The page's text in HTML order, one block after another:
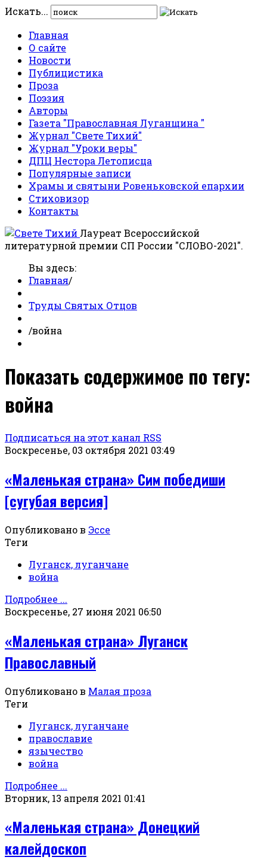
Искать...
Главная
О сайте
Новости
Публицистика
Проза
Поэзия
Авторы
Газета "Православная Луганщина "
Журнал "Свете Тихий"
Журнал "Уроки веры"
ДПЦ Нестора Летописца
Популярные записи
Храмы и святыни Ровеньковской епархии
Стиховизор
Контакты
Лауреат Всероссийской
литературной премии СП России "СЛОВО-2021".
Вы здесь:
Главная/
Труды Святых Отцов
/война
Показать содержимое по тегу:
война
Подписаться на этот канал RSS
Воскресенье, 03 октября 2021 03:49
«Маленькая страна» Сим победиши
[сугубая версия]
Опубликовано в Эссе
Теги
Луганск, луганчане
война
Подробнее ...
Воскресенье, 27 июня 2021 06:50
«Маленькая страна» Луганск
Православный
Опубликовано в Малая проза
Теги
Луганск, луганчане
православие
язычество
война
Подробнее ...
Вторник, 13 апреля 2021 01:41
«Маленькая страна» Донецкий
калейдоскоп